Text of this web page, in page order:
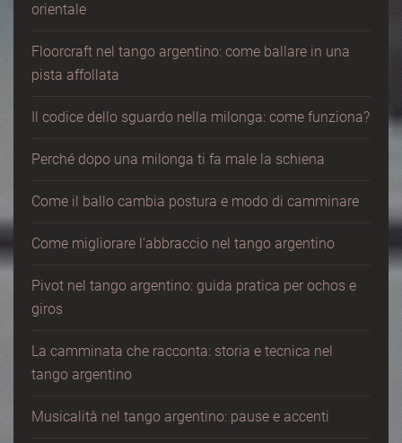
orientale
Floorcraft nel tango argentino: come ballare in una
pista affollata
Il codice dello sguardo nella milonga: come funziona?
Perché dopo una milonga ti fa male la schiena
Come il ballo cambia postura e modo di camminare
Come migliorare l’abbraccio nel tango argentino
Pivot nel tango argentino: guida pratica per ochos e
giros
La camminata che racconta: storia e tecnica nel
tango argentino
Musicalità nel tango argentino: pause e accenti